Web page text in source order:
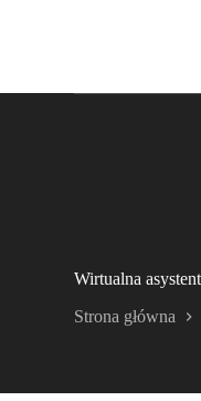
Wirtualna
Strona główna